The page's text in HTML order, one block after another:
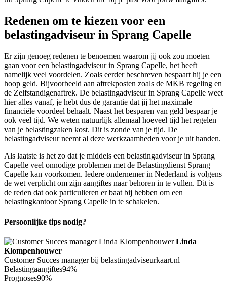
Redenen om te kiezen voor een
belastingadviseur in Sprang Capelle
Er zijn genoeg redenen te benoemen waarom jij ook zou moeten
gaan voor een belastingadviseur in Sprang Capelle, het heeft
namelijk veel voordelen. Zoals eerder beschreven bespaart hij je een
hoop geld. Bijvoorbeeld aan aftrekposten zoals de MKB regeling en
de Zelfstandigenaftrek. De belastingadviseur in Sprang Capelle weet
hier alles vanaf, je hebt dus de garantie dat jij het maximale
financiële voordeel behaalt. Naast het besparen van geld bespaar je
ook veel tijd. We weten natuurlijk allemaal hoeveel tijd het regelen
van je belastingzaken kost. Dit is zonde van je tijd. De
belastingadviseur neemt al deze werkzaamheden voor je uit handen.
Als laatste is het zo dat je middels een belastingadviseur in Sprang
Capelle veel onnodige problemen met de Belastingdienst Sprang
Capelle kan voorkomen. Iedere ondernemer in Nederland is volgens
de wet verplicht om zijn aangiftes naar behoren in te vullen. Dit is
de reden dat ook particulieren er baat bij hebben om een
belastingkantoor Sprang Capelle in te schakelen.
Persoonlijke tips nodig?
Linda
Klompenhouwer
Customer Succes manager bij belastingadviseurkaart.nl
Belastingaangiftes94%
Prognoses90%